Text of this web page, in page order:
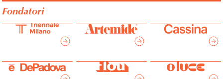
Fondatori